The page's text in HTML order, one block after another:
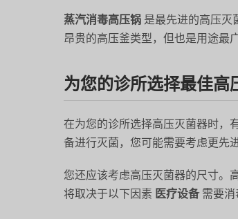
蒸汽消毒高压锅 是最先进的高压灭
昂贵的高压釜类型，但也是用途最
为您的诊所选择最佳高
在为您的诊所选择高压灭菌器时，
备进行灭菌，您可能需要考虑更先
您还应该考虑高压灭菌器的尺寸。
将取决于以下因素 医疗设备需要消